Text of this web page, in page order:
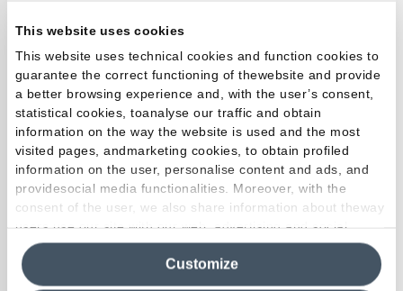
This website uses cookies
This website uses technical cookies and function cookies to
guarantee the correct functioning of thewebsite and provide
a better browsing experience and, with the user’s consent,
statistical cookies, toanalyse our traffic and obtain
information on the way the website is used and the most
visited pages, andmarketing cookies, to obtain profiled
information on the user, personalise content and ads, and
providesocial media functionalities. Moreover, with the
consent of the user, we also share information about theway
users use our site with our web, advertising and social
media analytics partners, who may combine itwith other
information in their possession. By closing this banner,
clicking on "Reject", it will be possible tocontinue browsing
Customize
EmilDays 2026 - Etherea